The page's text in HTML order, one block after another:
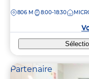
la
DISTANCE
806 M 8:00-18:30
Partenaire